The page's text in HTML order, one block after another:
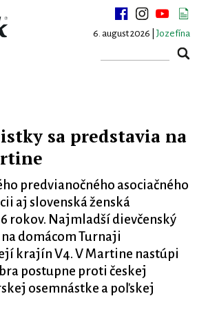
6. august 2026 | Jozefína
sa predstavia na
predvianočného asociačného
aj slovenská ženská
rokov. Najmladší dievčenský
domácom Turnaji
krajín V4. V Martine nastúpi
postupne proti českej
osemnástke a poľskej